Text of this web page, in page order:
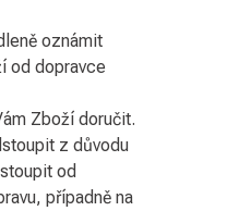
oznámit
od dopravce
Zboží doručit.
z důvodu
od
případně na